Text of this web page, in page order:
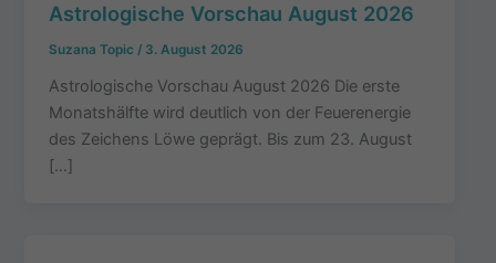
Astrologische Vorschau August 2026
Suzana Topic/ 3. August 2026
Astrologische Vorschau August 2026 Die erste
Monatshälfte wird deutlich von der Feuerenergie
des Zeichens Löwe geprägt. Bis zum 23. August
[…]